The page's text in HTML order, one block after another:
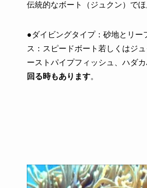
伝統的なボート（ジュクン）で
●ダイビングタイプ：砂地と
ス：スピードボート若しくはジ
ーストパイプフィッシュ、ハ
回る時もあります。